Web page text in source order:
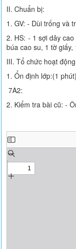
II. Chuẩn bị:
1. GV: - Dùi trống và
2. HS: - 1 sợi dây
búa cao su, 1 tờ giấy,
III. Tổ chức hoạt
1. Ổn định lớp:(1
7A2:
2. Kiểm tra bài cũ: -